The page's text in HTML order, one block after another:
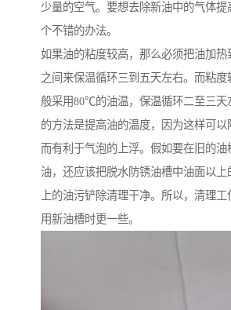
少量的空气。要想去除新油中的气体提
个不错的办法。
如果油的粘度较高，那么必须把油加
之间来保温循环三到五天左右。而粘度
般采用80℃的油温，保温循环二至三天
的方法是提高油的温度，因为这样可以
而有利于气泡的上浮。假如要在旧的油
油，还应该把脱水防锈油槽中油面以上
上的油污铲除清理干净。所以，清理
用新油槽时更一些。